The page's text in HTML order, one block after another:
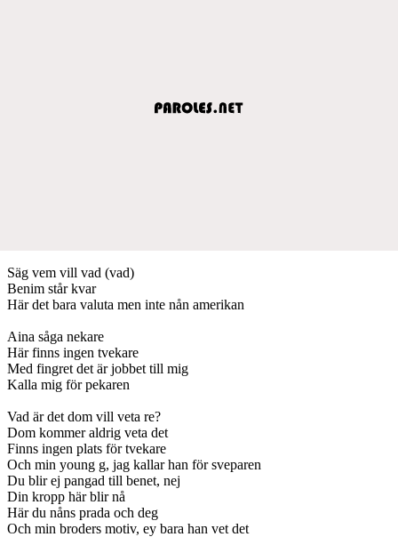
Säg vem vill vad (vad)
Benim står kvar
Här det bara valuta men inte nån amerikan
Aina såga nekare
Här finns ingen tvekare
Med fingret det är jobbet till mig
Kalla mig för pekaren
Vad är det dom vill veta re?
Dom kommer aldrig veta det
Finns ingen plats för tvekare
Och min young g, jag kallar han för sveparen
Du blir ej pangad till benet, nej
Din kropp här blir nå
Här du nåns prada och deg
Och min broders motiv, ey bara han vet det